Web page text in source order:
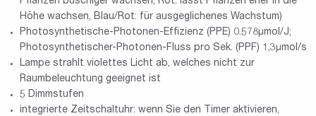
Höhe wachsen, Blau/Rot: für ausgeglichenes Wachstum)
Photosynthetische-Photonen-Effizienz (PPE) 0.578μmol/J;
Photosynthetischer-Photonen-Fluss pro Sek. (PPF) 1,3μmol/s
Lampe strahlt violettes Licht ab, welches nicht zur
Raumbeleuchtung geeignet ist
5 Dimmstufen
integrierte Zeitschaltuhr: wenn Sie den Timer aktivieren,